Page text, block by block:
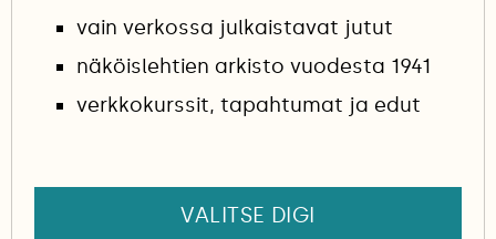
vain verkossa julkaistavat jutut
näköislehtien arkisto vuodesta 1941
verkkokurssit, tapahtumat ja edut
VALITSE DIGI